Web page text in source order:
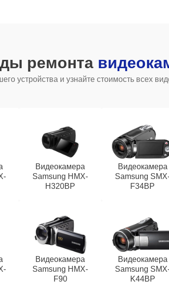
ремонта
устройства и узнайте стоимость всех
Видеокамера
Samsung HMX-
H320BP
Видеокамера
Samsung
F34BP
Видеокамера
Samsung HMX-
F90
Видеокамера
Samsung
K44BP